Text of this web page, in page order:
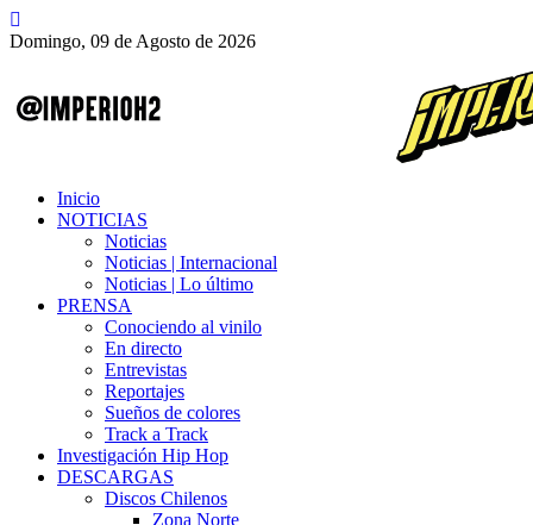
Domingo, 09 de Agosto de 2026
Inicio
NOTICIAS
Noticias
Noticias | Internacional
Noticias | Lo último
PRENSA
Conociendo al vinilo
En directo
Entrevistas
Reportajes
Sueños de colores
Track a Track
Investigación Hip Hop
DESCARGAS
Discos Chilenos
Zona Norte